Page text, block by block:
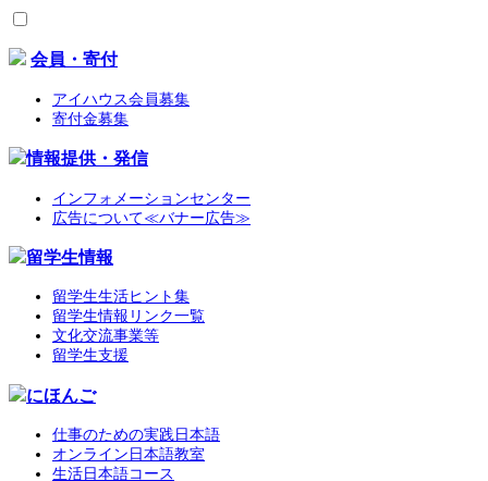
会員・寄付
アイハウス会員募集
寄付金募集
情報提供・発信
インフォメーションセンター
広告について≪バナー広告≫
留学生情報
留学生生活ヒント集
留学生情報リンク一覧
文化交流事業等
留学生支援
にほんご
仕事のための実践日本語
オンライン日本語教室
生活日本語コース